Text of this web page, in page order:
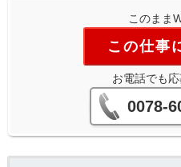
このまま
この仕事
お電話でも応
0078-